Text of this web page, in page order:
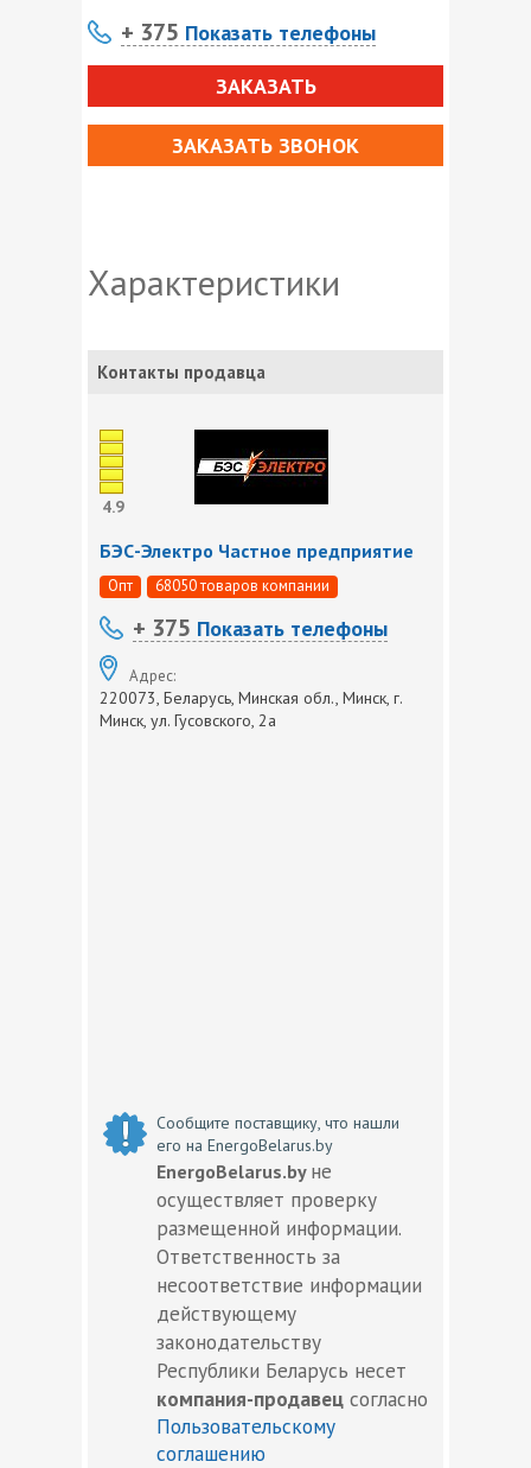
+ 375 Показать телефоны
ЗАКАЗАТЬ
ЗАКАЗАТЬ ЗВОНОК
Характеристики
Контакты продавца
4.9
БЭС-Электро Частное предприятие
Опт 68050 товаров компании
+ 375 Показать телефоны
Адрес:
220073, Беларусь, Минская обл., Минск, г.
Минск, ул. Гусовского, 2а
Сообщите поставщику, что нашли
его на EnergoBelarus.by
EnergoBelarus.by не
осуществляет проверку
размещенной информации.
Ответственность за
несоответствие информации
действующему
законодательству
Республики Беларусь несет
компания-продавец согласно
Пользовательскому
соглашению